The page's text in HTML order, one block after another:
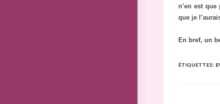
n’en est
que je
En bref, un
ÉTIQUETTES: